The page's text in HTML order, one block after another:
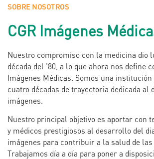
SOBRE NOSOTROS
CGR Imágenes
Nuestro compromiso con la medicina dio
década del '80, a lo que ahora nos define
Imágenes Médicas. Somos una institución
cuatro décadas de trayectoria dedicada al
imágenes.
Nuestro principal objetivo es aportar con
y médicos prestigiosos al desarrollo del
imágenes para contribuir a la salud de
Trabajamos día a día para poner a